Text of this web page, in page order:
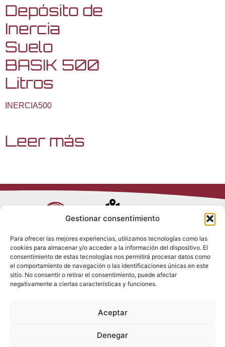
Gestionar consentimiento
Para ofrecer las mejores experiencias, utilizamos tecnologías como las
cookies para almacenar y/o acceder a la información del dispositivo. El
consentimiento de estas tecnologías nos permitirá procesar datos como
el comportamiento de navegación o las identificaciones únicas en este
sitio. No consentir o retirar el consentimiento, puede afectar
negativamente a ciertas características y funciones.
Aceptar
Denegar
Depósito de
Inercia
Suelo
BASIK 500
Litros
INERCIA500
Leer más
Avenida de
28017 Madrid
(España)
(+34) 910 917
info@tenki-
Política de
Privacidad
Política de
Cookies